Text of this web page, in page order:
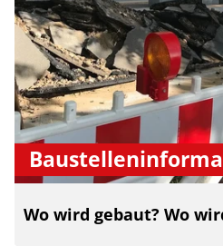
Wo wird gebaut? Wo